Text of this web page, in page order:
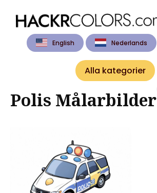
English Nederlands
Search
Alla kategorier
Polis Målarbilder